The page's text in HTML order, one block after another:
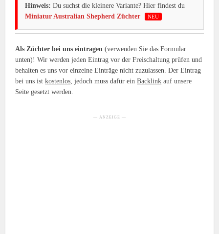
Hinweis: Du suchst die kleinere Variante? Hier findest du
Miniatur Australian Shepherd Züchter
NEU
Als Züchter bei uns eintragen (verwenden Sie das Formular
unten)! Wir werden jeden Eintrag vor der Freischaltung prüfen und
behalten es uns vor einzelne Einträge nicht zuzulassen. Der Eintrag
bei uns istkostenlos , jedoch muss dafür einBacklink auf unsere
Seite gesetzt werden.
— ANZEIGE —